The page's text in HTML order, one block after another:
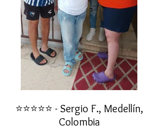
⭐⭐⭐⭐⭐ - Sergio F., Medellín,
Colombia